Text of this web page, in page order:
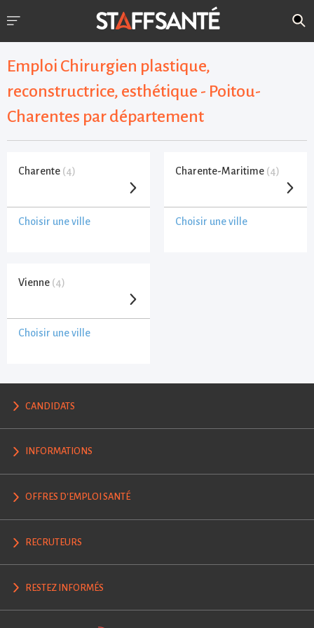
Emploi Chirurgien plastique,
reconstructrice, esthétique - Poitou-
Charentes par département
Charente (4)
Choisir une ville
Charente-Maritime (4)
Choisir une ville
Vienne (4)
Choisir une ville
CANDIDATS
INFORMATIONS
OFFRES D'EMPLOI SANTÉ
RECRUTEURS
RESTEZ INFORMÉS